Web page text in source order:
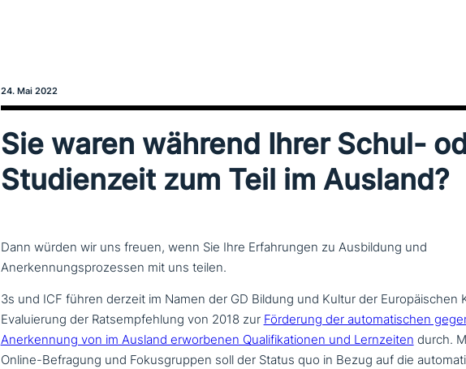
24. Mai 2022
Sie waren während Ihrer Schul-
Studienzeit zum Teil im Ausland?
Dann würden wir uns freuen, wenn Sie Ihre Erfahrungen zu Ausbildung und
Anerkennungsprozessen mit uns teilen.
3s und ICF führen derzeit im Namen der GD Bildung und Kultur der Europäischen
Evaluierung der Ratsempfehlung von 2018 zur Förderung der auto­ma­ti­schen
Anerkennung von im Ausland erwor­be­nen Qualifikationen und Lernzeiten durch.
Online-Befragung und Fokusgruppen soll der Status quo in Bezug auf die